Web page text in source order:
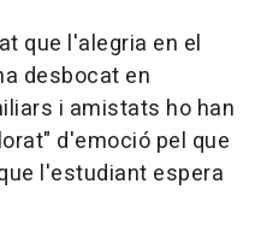
que l'alegria en el
desbocat en
i amistats ho han
d'emoció pel que
l'estudiant espera